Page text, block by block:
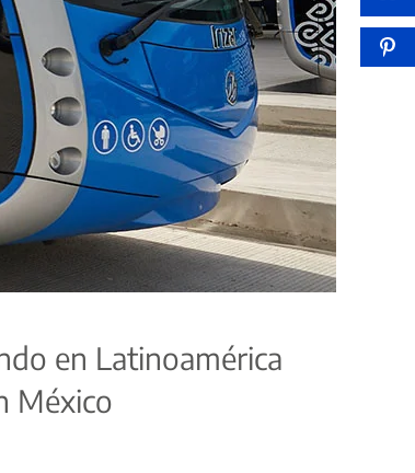
en Latinoamérica
México